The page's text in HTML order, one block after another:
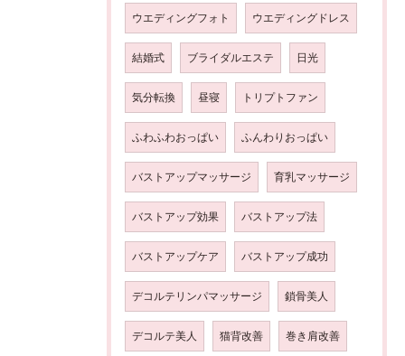
ウエディングフォト ウエディングドレス
結婚式 ブライダルエステ 日光
気分転換 昼寝 トリプトファン
ふわふわおっぱい ふんわりおっぱい
バストアップマッサージ 育乳マッサージ
バストアップ効果 バストアップ法
バストアップケア バストアップ成功
デコルテリンパマッサージ 鎖骨美人
デコルテ美人 猫背改善 巻き肩改善